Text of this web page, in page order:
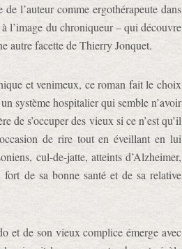
l’auteur comme ergothérapeute dans
l’image du chroniqueur – qui découvre
autre facette de Thierry Jonquet.
et venimeux, ce roman fait le choix
système hospitalier qui semble n’avoir
de s’occuper des vieux si ce n’est qu’il
de rire tout en éveillant en lui
cul-de-jatte, atteints d’Alzheimer,
de sa bonne santé et de sa relative
et de son vieux complice émerge avec